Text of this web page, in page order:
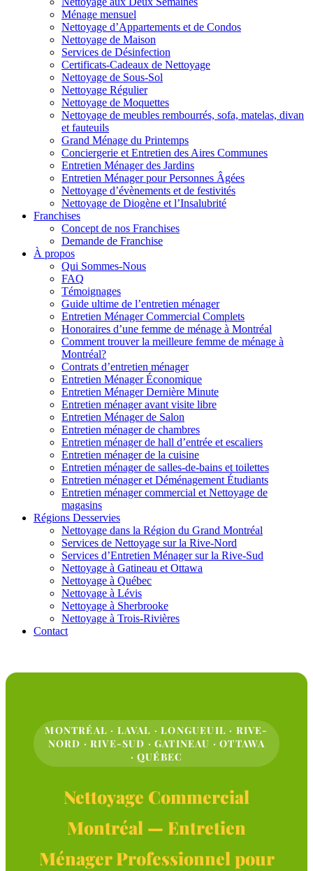
Ménage mensuel
Nettoyage d’Appartements et de Condos
Nettoyage de Maison
Services de Désinfection
Certificats-Cadeaux de Nettoyage
Nettoyage de Sous-Sol
Nettoyage Régulier
Nettoyage de Moquettes
Nettoyage de meubles rembourrés, sofa, matelas, divan
et fauteuils
Grand Ménage du Printemps
Conciergerie et Entretien des Aires Communes
Entretien Ménager des Jardins
Entretien Ménager pour Personnes Âgées
Nettoyage d’évènements et de festivités
Nettoyage de Diogène et l’Insalubrité
Franchises
Concept de nos Franchises
Demande de Franchise
À propos
Qui Sommes-Nous
FAQ
Témoignages
Guide ultime de l’entretien ménager
Entretien Ménager Commercial Complets
Honoraires d’une femme de ménage à Montréal
Comment trouver la meilleure femme de ménage à
Montréal?
Contrats d’entretien ménager
Entretien Ménager Économique
Entretien Ménager Dernière Minute
Entretien ménager avant visite libre
Entretien Ménager de Salon
Entretien ménager de chambres
Entretien ménager de hall d’entrée et escaliers
Entretien ménager de la cuisine
Entretien ménager de salles-de-bains et toilettes
Entretien ménager et Déménagement Étudiants
Entretien ménager commercial et Nettoyage de
magasins
Régions Desservies
Nettoyage dans la Région du Grand Montréal
Services de Nettoyage sur la Rive-Nord
Services d’Entretien Ménager sur la Rive-Sud
Nettoyage à Gatineau et Ottawa
Nettoyage à Québec
Nettoyage à Lévis
Nettoyage à Sherbrooke
Nettoyage à Trois-Rivières
Contact
MONTRÉAL · LAVAL · LONGUEUIL · RIVE-
NORD · RIVE-SUD · GATINEAU · OTTAWA
· QUÉBEC
Nettoyage Commercial
Montréal — Entretien
Ménager Professionnel pour